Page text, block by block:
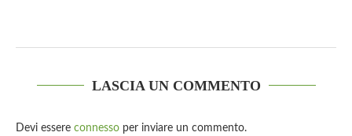
LASCIA UN COMMENTO
Devi essere connesso per inviare un commento.